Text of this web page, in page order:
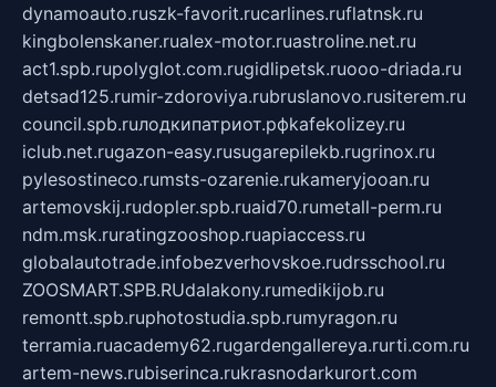
dynamoauto.ruszk-favorit.rucarlines.ruflatnsk.ru
kingbolenskaner.rualex-motor.ruastroline.net.ru
act1.spb.rupolyglot.com.rugidlipetsk.ruooo-driada.ru
detsad125.rumir-zdoroviya.rubruslanovo.rusiterem.ru
council.spb.ruлодкипатриот.рфkafekolizey.ru
iclub.net.rugazon-easy.rusugarepilekb.rugrinox.ru
pylesostineco.rumsts-ozarenie.rukameryjooan.ru
artemovskij.rudopler.spb.ruaid70.rumetall-perm.ru
ndm.msk.ruratingzooshop.ruapiaccess.ru
globalautotrade.infobezverhovskoe.rudrsschool.ru
ZOOSMART.SPB.RUdalakony.rumedikijob.ru
remontt.spb.ruphotostudia.spb.rumyragon.ru
terramia.ruacademy62.rugardengallereya.rurti.com.ru
artem-news.rubiserinca.rukrasnodarkurort.com